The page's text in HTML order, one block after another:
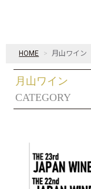
HOME 月山ワイン
CATEGORY
月山ワイン